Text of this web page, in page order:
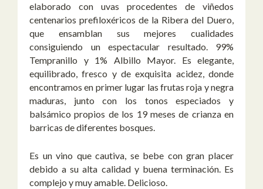
elaborado con uvas procedentes de viñedos
centenarios prefiloxéricos de la Ribera del Duero,
que ensamblan sus mejores cualidades
consiguiendo un espectacular resultado. 99%
Tempranillo y 1% Albillo Mayor. Es elegante,
equilibrado, fresco y de exquisita acidez, donde
encontramos en primer lugar las frutas roja y negra
maduras, junto con los tonos especiados y
balsámico propios de los 19 meses de crianza en
barricas de diferentes bosques.
Es un vino que cautiva, se bebe con gran placer
debido a su alta calidad y buena terminación. Es
complejo y muy amable. Delicioso.